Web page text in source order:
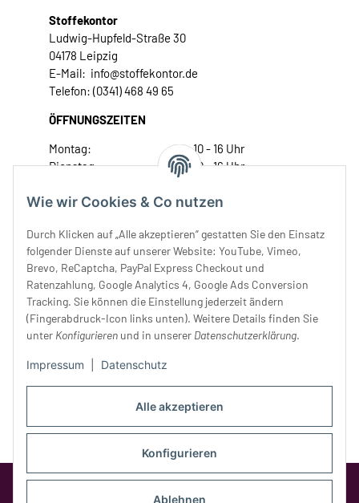
Alle akzeptieren
Konfigurieren
Ablehnen
Wie wir Cookies & Co nutzen
Durch Klicken auf „Alle akzeptieren“ gestatten Sie den Einsatz
folgender Dienste auf unserer Website: YouTube, Vimeo,
Brevo, ReCaptcha, PayPal Express Checkout und
Ratenzahlung, Google Analytics 4, Google Ads Conversion
Tracking. Sie können die Einstellung jederzeit ändern
(Fingerabdruck-Icon links unten). Weitere Details finden Sie
unter Konfigurieren und in unserer Datenschutzerklärung.
Impressum Datenschutz
Stoffekontor
Ludwig-Hupfeld-Straße 30
04178 Leipzig
E-Mail: info@stoffekontor.de
Telefon: (0341) 468 49 65
ÖFFNUNGSZEITEN
Montag:
10 - 16 Uhr
Dienstag:
10 - 16 Uhr
Donnerstag:
10 - 18 Uhr
Samstag:
10 - 14 Uhr
Unser Service
Rechtliches
Google Analytics deaktivierenStatus: